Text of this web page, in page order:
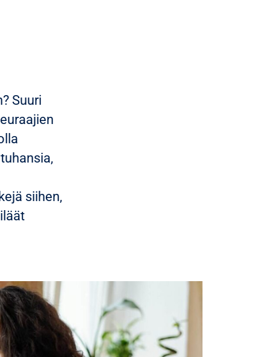
Suuri
siihen,